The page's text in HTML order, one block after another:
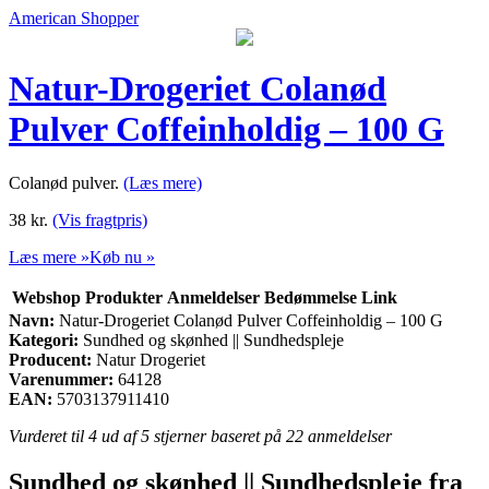
American Shopper
Natur-Drogeriet Colanød
Pulver Coffeinholdig – 100 G
Colanød pulver. (Læs mere)
38 kr. (Vis fragtpris)
Læs mere »Køb nu »
Webshop Produkter Anmeldelser Bedømmelse Link
Navn: Natur-Drogeriet Colanød Pulver Coffeinholdig – 100 G
Kategori: Sundhed og skønhed || Sundhedspleje
Producent: Natur Drogeriet
Varenummer: 64128
EAN: 5703137911410
Vurderet til 4 ud af 5 stjerner baseret på 22 anmeldelser
Sundhed og skønhed || Sundhedspleje fra